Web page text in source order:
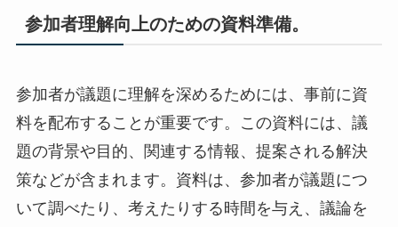
参加者理解向上のための資料準備。
参加者が議題に理解を深めるためには、事前に資
料を配布することが重要です。この資料には、議
題の背景や目的、関連する情報、提案される解決
策などが含まれます。資料は、参加者が議題につ
いて調べたり、考えたりする時間を与え、議論を